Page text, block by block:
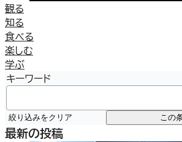
観る
知る
食べる
楽しむ
学ぶ
キーワード
絞り込みをクリア この
最新の投稿